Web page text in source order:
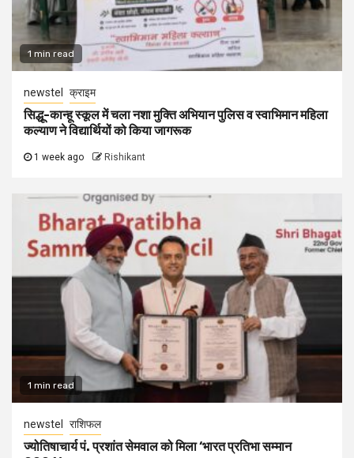
1 min read
newstel क्राइम
सिद्धू-कान्हू स्कूल में चला नशा मुक्ति अभियान पुलिस व स्वाभिमान महिला
कल्याण ने विद्यार्थियों को किया जागरूक
1 week ago Rishikant
1 min read
newstel राशिफल
ज्योतिषाचार्य पं. प्रशांत सेमवाल को मिला ‘भारत प्रतिभा सम्मान